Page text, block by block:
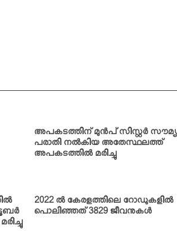
അപകടത്തിന് മുന്‍പ് സിസ്റ്റര്‍ സൗമ്യ
പരാതി നല്‍കിയ അതേസ്ഥലത്ത്
അപകടത്തില്‍ മരിച്ചു
2022 ല്‍ കേരളത്തിലെ റോഡുകളില്‍
പൊലിഞ്ഞത് 3829 ജീവനുകള്‍